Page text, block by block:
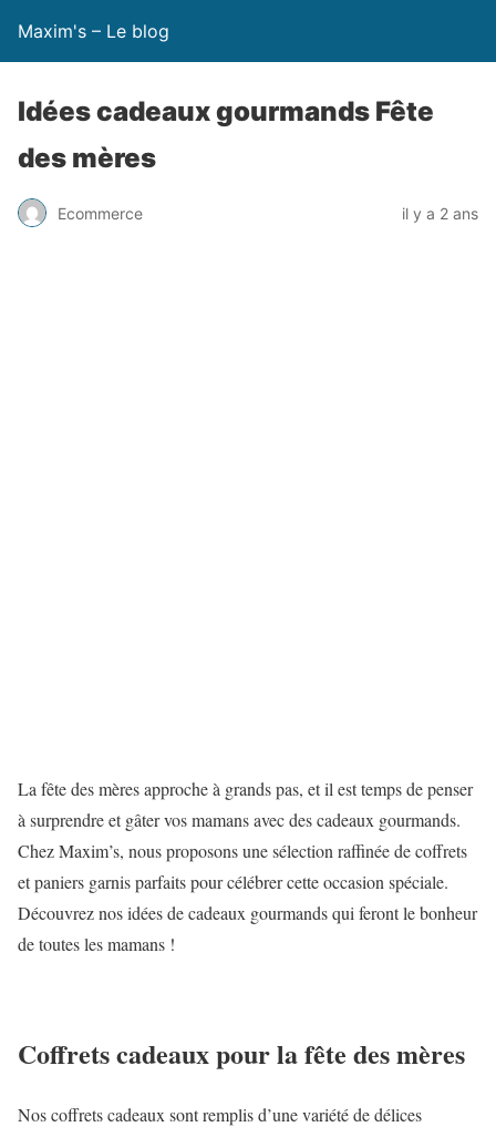
Maxim's – Le blog
Idées cadeaux gourmands Fête
des mères
Ecommerce il y a 2 ans
La fête des mères approche à grands pas, et il est temps de penser
à surprendre et gâter vos mamans avec des cadeaux gourmands.
Chez Maxim’s, nous proposons une sélection raffinée de coffrets
et paniers garnis parfaits pour célébrer cette occasion spéciale.
Découvrez nos idées de cadeaux gourmands qui feront le bonheur
de toutes les mamans !
Coffrets cadeaux pour la fête des mères
Nos coffrets cadeaux sont remplis d’une variété de délices